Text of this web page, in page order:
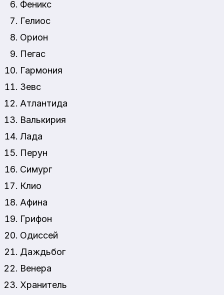
Феникс
Гелиос
Орион
Пегас
Гармония
Зевс
Атлантида
Валькирия
Лада
Перун
Симург
Клио
Афина
Грифон
Одиссей
Даждьбог
Венера
Хранитель